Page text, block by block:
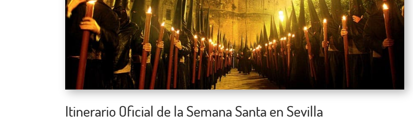
Itinerario Oficial de la Semana Santa en Sevilla